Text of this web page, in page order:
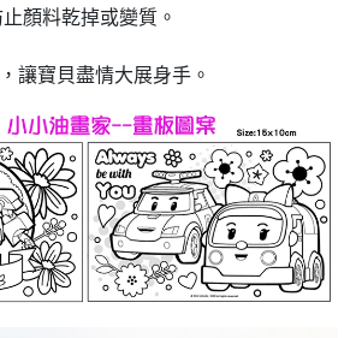
顏料乾掉或變質。
讓寶貝盡情大展身手。